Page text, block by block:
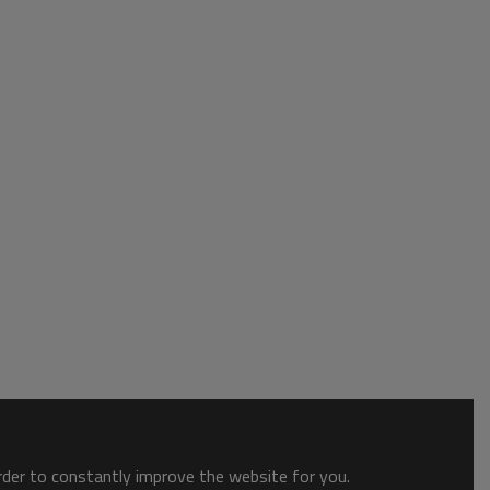
to constantly improve the website for you.